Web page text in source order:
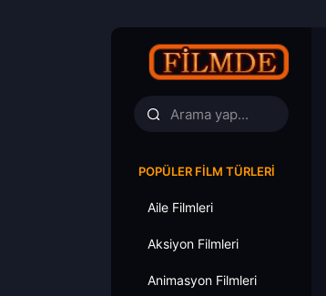
POPÜLER FILM TÜRLERI
Aile Filmleri
Aksiyon Filmleri
Animasyon Filmleri